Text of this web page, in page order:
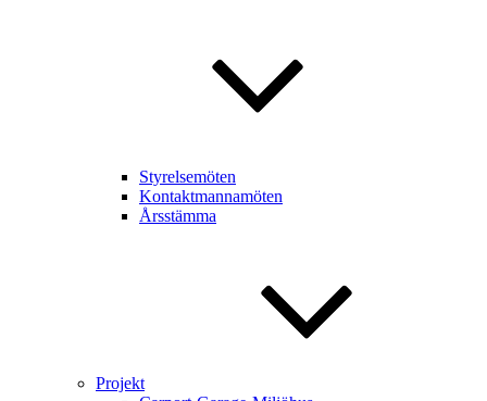
Styrelsemöten
Kontaktmannamöten
Årsstämma
Projekt